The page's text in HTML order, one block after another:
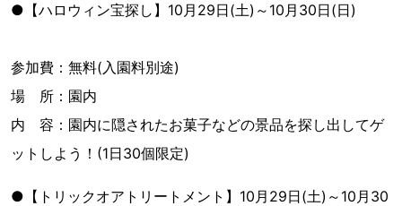
●【ハロウィン宝探し】10月29日(土)～10月30日(日)
参加費：無料(入園料別途)
場 所：園内
内 容：園内に隠されたお菓子などの景品を探し出してゲ
ットしよう！(1日30個限定)
●【トリックオアトリートメント】10月29日(土)～10月30